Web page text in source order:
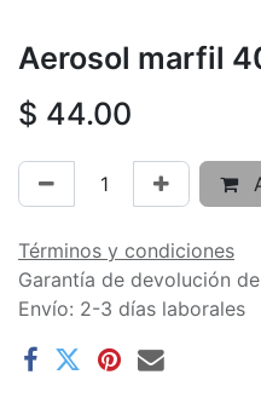
Aerosol marfil
$ 44.00
Términos y condiciones
Garantía de devolución
Envío: 2-3 días laborales